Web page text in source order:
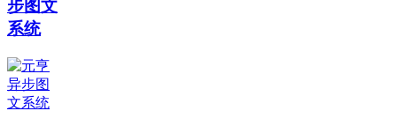
步图文
系统